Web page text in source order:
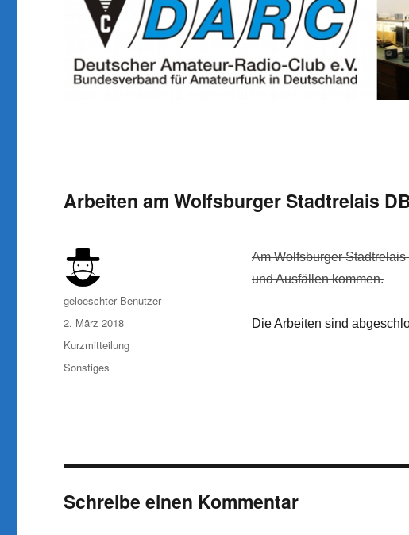
Arbeiten am Wolfsburger Stadtrelais
Am Wolfsburger
und Ausfällen kommen.
Die Arbeiten sind
Autor
geloeschter Benutzer
Veröffentlicht
am
2. März 2018
Format
Kurzmitteilung
Kategorien
Sonstiges
Schreibe einen Kommentar